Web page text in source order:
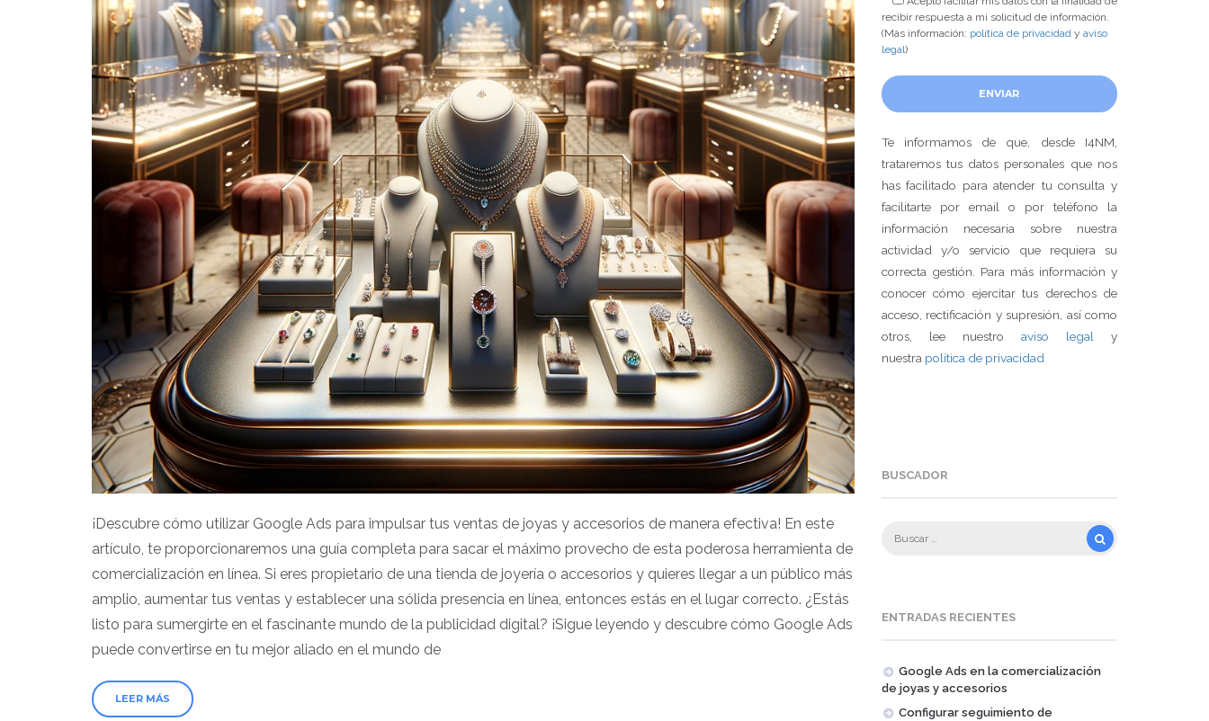
¡Descubre cómo utilizar Google Ads para impulsar tus ventas de joyas y accesorios de manera efectiva! En este
artículo, te proporcionaremos una guía completa para sacar el máximo provecho de esta poderosa herramienta de
comercialización en línea. Si eres propietario de una tienda de joyería o accesorios y quieres llegar a un público más
amplio, aumentar tus ventas y establecer una sólida presencia en línea, entonces estás en el lugar correcto. ¿Estás
listo para sumergirte en el fascinante mundo de la publicidad digital? ¡Sigue leyendo y descubre cómo Google Ads
puede convertirse en tu mejor aliado en el mundo de
LEER MÁS
recibir respuesta a mi solicitud de información.
(Más información: política de privacidady aviso
legal)
Te informamos de que, desde I4NM,
trataremos tus datos personales que nos
has facilitado para atender tu consulta y
facilitarte por email o por teléfono la
información necesaria sobre nuestra
actividad y/o servicio que requiera su
correcta gestión. Para más información y
conocer cómo ejercitar tus derechos de
acceso, rectificación y supresión, así como
otros, lee nuestro aviso legal
y
nuestra política de privacidad
BUSCADOR
ENTRADAS RECIENTES
Google Ads en la comercialización
de joyas y accesorios
Configurar seguimiento de